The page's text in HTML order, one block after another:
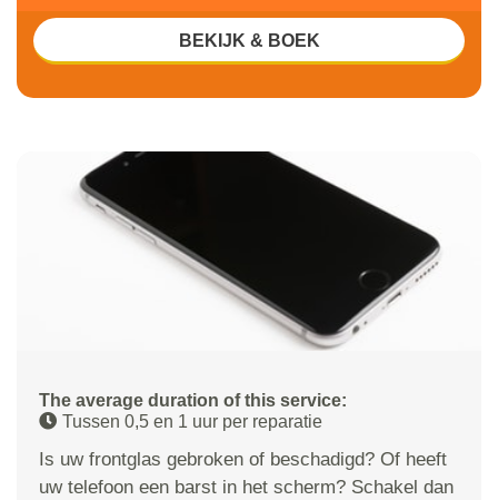
The average duration of this service:
Tussen 0,5 en 1 uur per reparatie
Is uw frontglas gebroken of beschadigd? Of heeft
uw telefoon een barst in het scherm? Schakel dan
BEKIJK & BOEK